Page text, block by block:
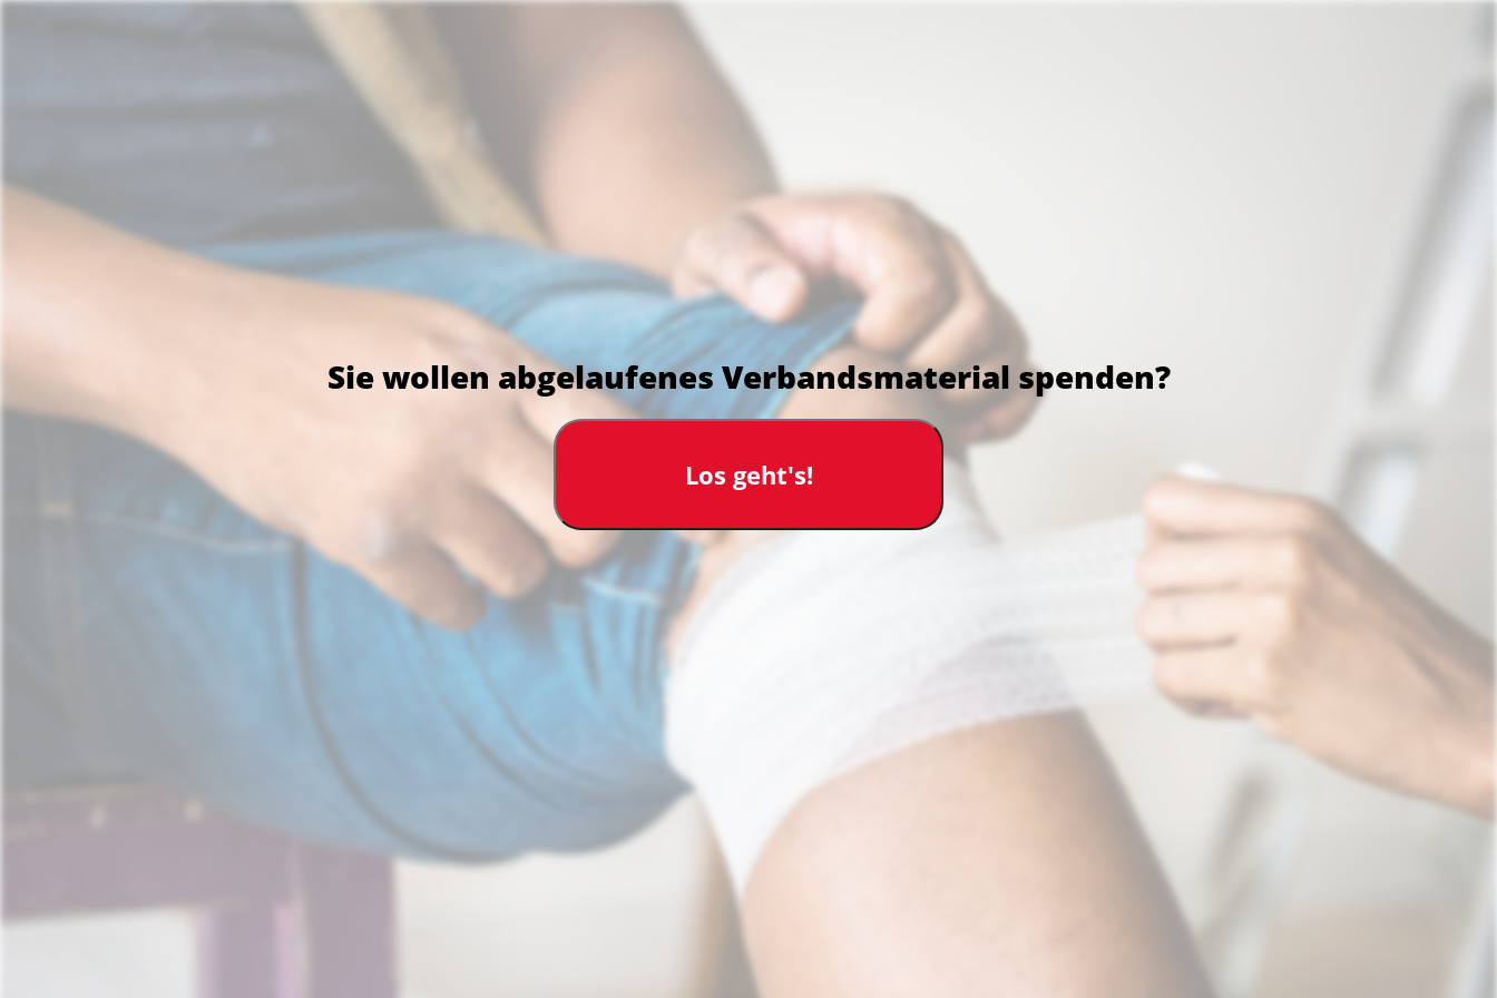
Sie wollen abgelaufenes Verbandsmaterial spenden?
Los geht's!